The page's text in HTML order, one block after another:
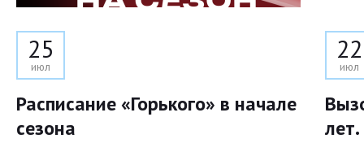
25
июл
Расписание «Горького» в начале
сезона
22
июл